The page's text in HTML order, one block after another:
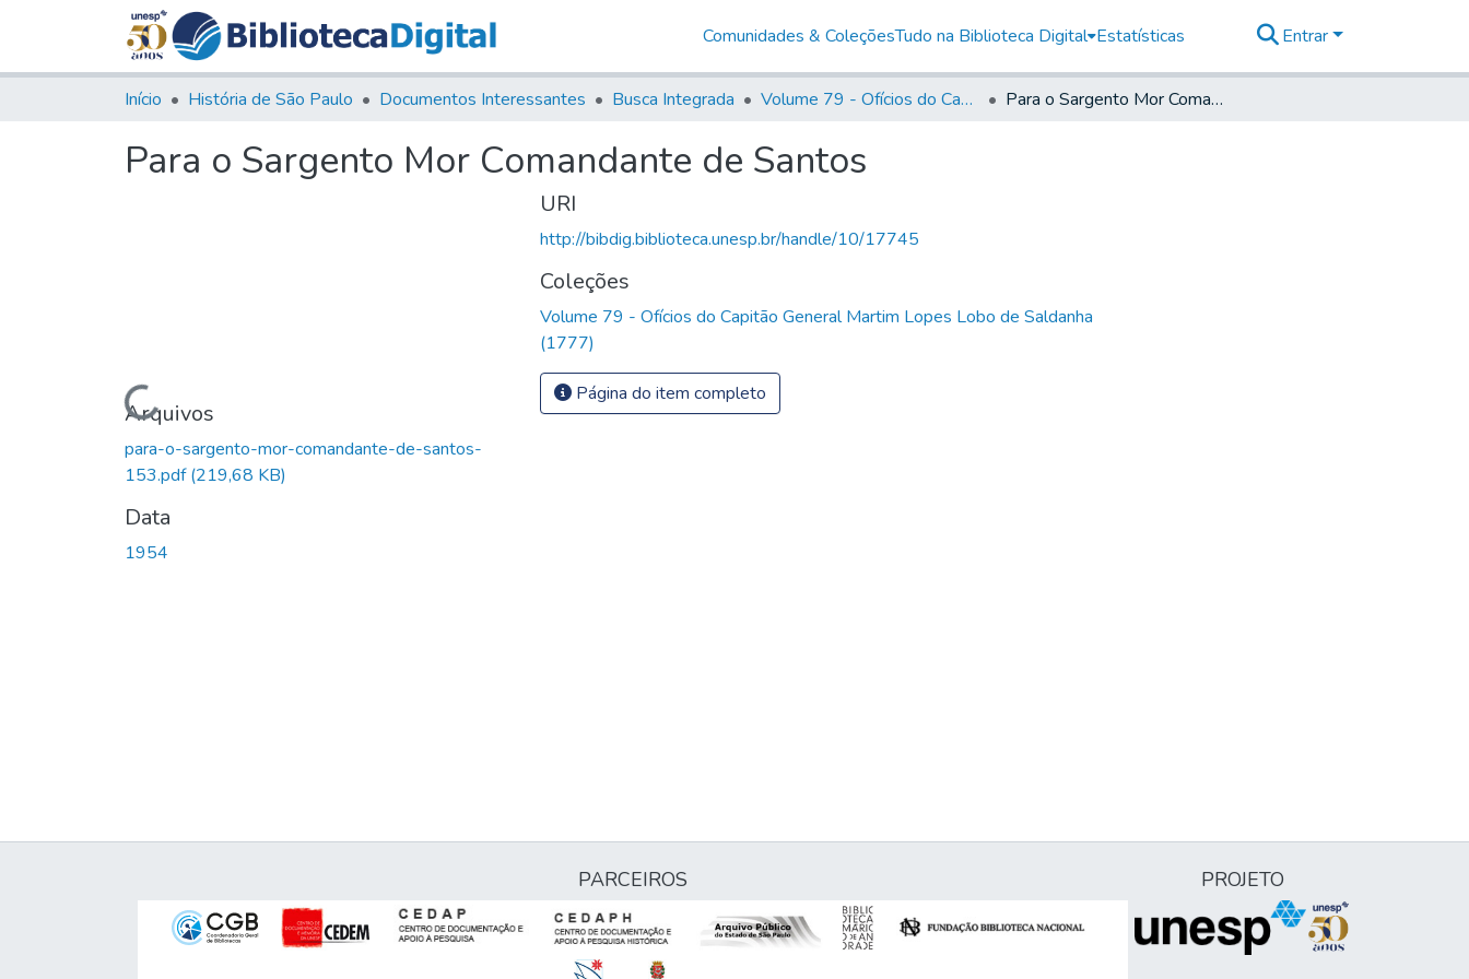
Comunidades & ColeçõesTudo na Biblioteca Digital Estatísticas Entrar
Início História de São Paulo Documentos Interessantes Busca Integrada Volume 79 - Ofícios do Capitão General Martim Lopes Lobo de Saldanha (1777) Para o Sargento Mor Comandante de Santos
Para o Sargento Mor Comandante de Santos
Carregando...
Arquivos
para-o-sargento-mor-comandante-de-santos-
153.pdf(219,68 KB)
Data
1954
URI
http://bibdig.biblioteca.unesp.br/handle/10/17745
Coleções
Volume 79 - Ofícios do Capitão General Martim Lopes Lobo de Saldanha
(1777)
Página do item completo
PARCEIROS PROJETO